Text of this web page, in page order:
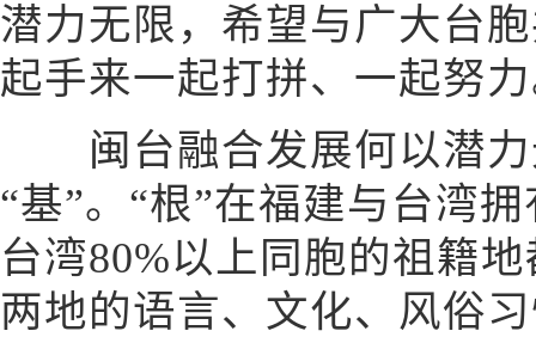
潜力无限，希望与广大台
起手来一起打拼、一起努
闽台融合发展何以潜力
“基”。“根”在福建与台湾
台湾80%以上同胞的祖籍
两地的语言、文化、风俗